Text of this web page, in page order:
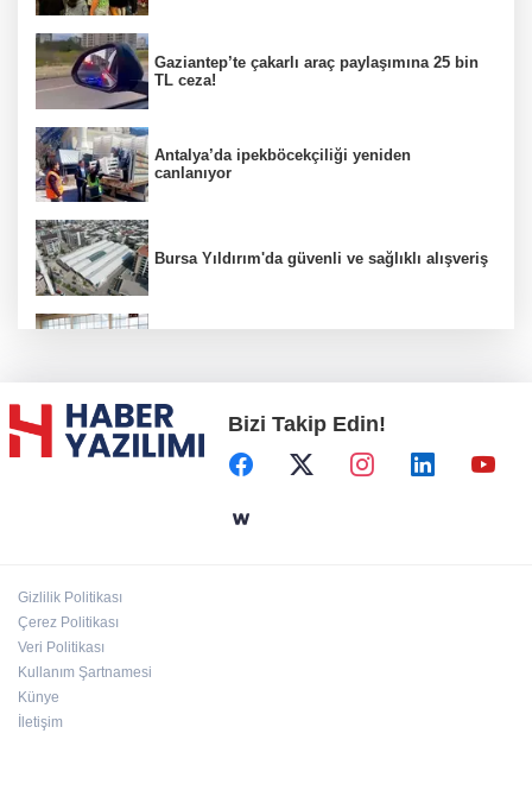
Gaziantep’te çakarlı araç paylaşımına 25 bin
TL ceza!
Antalya’da ipekböcekçiliği yeniden
canlanıyor
Bursa Yıldırım'da güvenli ve sağlıklı alışveriş
Başkent'in göletlerinde temizlik ve bakım
sürüyor
Bizi Takip Edin!
Gizlilik Politikası
Çerez Politikası
Veri Politikası
Kullanım Şartnamesi
Künye
İletişim